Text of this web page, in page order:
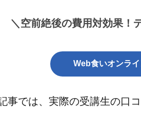
＼空前絶後の費用対効果！
Web食いオンラ
事では、実際の受講生の口